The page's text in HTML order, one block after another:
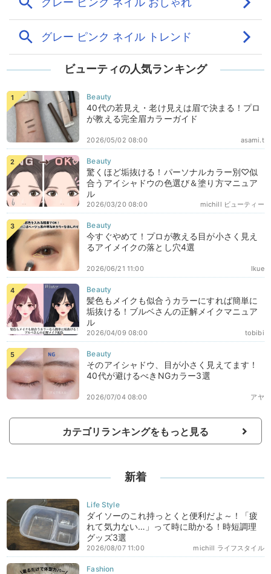
ビューティの人気ランキング
40代の若見え・老け見えは眉で決まる！プロ
が教える完全眉カラーガイド
asami.t
2026/05/02 08:00
驚くほど垢抜ける！パーソナルカラー別♡似
合うアイシャドウの色選び＆塗り方マニュア
ル
michill ビューティー
2026/03/20 08:00
今すぐやめて！プロが教える目が小さく見え
るアイメイクの落とし穴4選
Ikue
2026/06/21 11:00
髪色もメイクも似合うカラーにすれば簡単に
垢抜ける！ブルベさんの正解メイクマニュア
ル
tobibi
2026/04/09 08:00
そのアイシャドウ、目が小さく見えてます！
40代が避けるべきNGカラー3選
アヤ
2026/07/04 08:00
カテゴリランキングをもっと見る
新着
ダイソーのこれ持っとくと便利だよ～！「疲
れて気力ない…」って時に助かる！時短調理
グッズ3選
michill ライフスタイル
2026/08/07 11:00